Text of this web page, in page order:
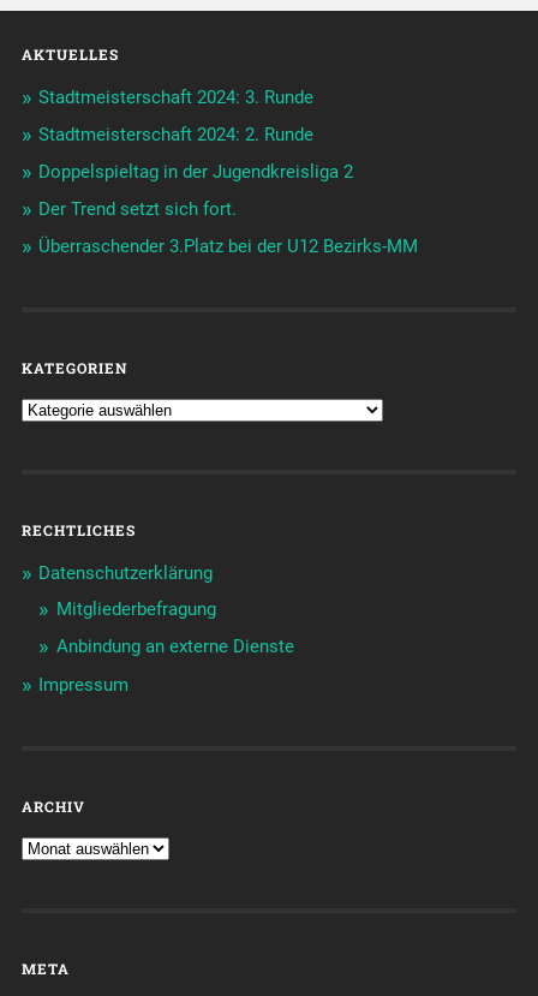
AKTUELLES
Stadtmeisterschaft 2024: 3. Runde
Stadtmeisterschaft 2024: 2. Runde
Doppelspieltag in der Jugendkreisliga 2
Der Trend setzt sich fort.
Überraschender 3.Platz bei der U12 Bezirks-MM
KATEGORIEN
RECHTLICHES
Datenschutzerklärung
Mitgliederbefragung
Anbindung an externe Dienste
Impressum
ARCHIV
META